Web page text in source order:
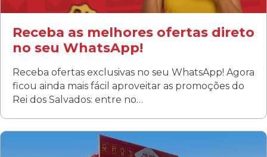
Fanny
Rua Albino Beatriz, 100 - Fanny, Curitiba –PR
Receba as melhores ofertas direto
no seu WhatsApp!
Receba ofertas exclusivas no seu WhatsApp! Agora
ficou ainda mais fácil aproveitar as promoções do
Rei dos Salvados: entre no…